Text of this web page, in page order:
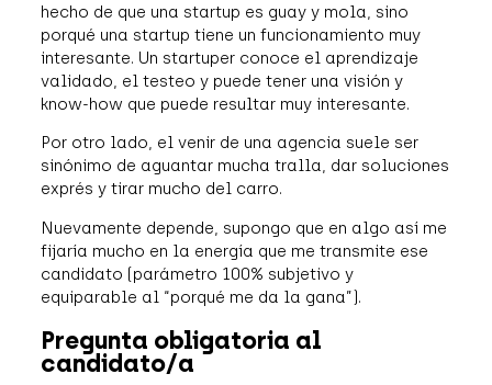
hecho de que una startup es guay y mola, sino
porqué una startup tiene un funcionamiento muy
interesante. Un startuper conoce el aprendizaje
validado, el testeo y puede tener una visión y
know-how que puede resultar muy interesante.
Por otro lado, el venir de una agencia suele ser
sinónimo de aguantar mucha tralla, dar soluciones
exprés y tirar mucho del carro.
Nuevamente depende, supongo que en algo así me
fijaría mucho en la energía que me transmite ese
candidato (parámetro 100% subjetivo y
equiparable al “porqué me da la gana”).
Pregunta obligatoria al
candidato/a